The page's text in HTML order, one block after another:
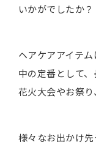
いかがでしたか？
ヘアケアアイテ
中の定番として、
花火大会やお祭り
様々なお出かけ